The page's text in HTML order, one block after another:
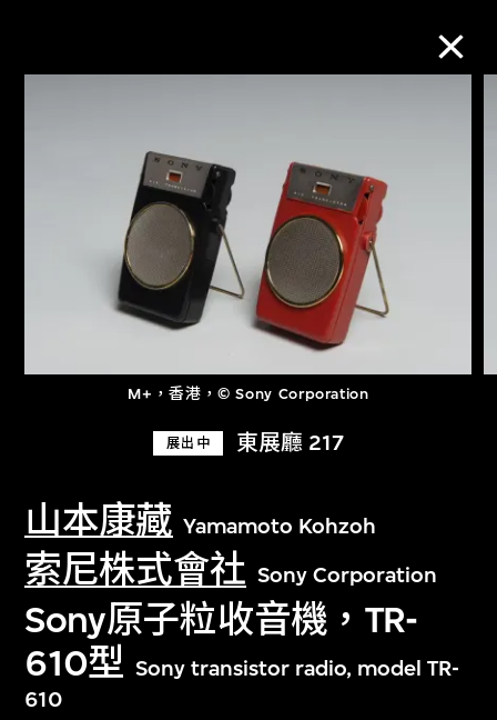
M+，香港，© Sony Corporation
展出中 東展廳 217
山本康藏 Yamamoto Kohzoh
索尼株式會社 Sony Corporation
Sony原子粒收音機，TR-
610型 Sony transistor radio, model TR-
610
進一步篩選
文化藏品。